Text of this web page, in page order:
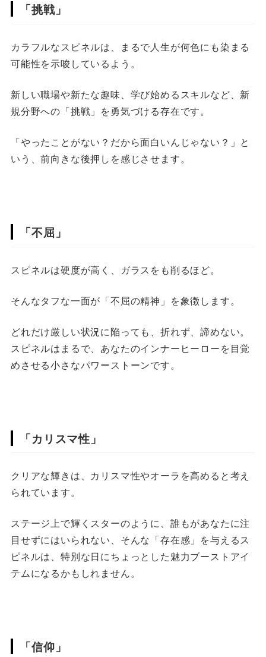
「挑戦」
カラフルなスピネルは、まるで人生が何色にも染まる
可能性を示唆しているよう。
新しい職場や新たな趣味、学び始めるスキルなど、新
規分野への「挑戦」を勇気づける存在です。
「やったことがない？だから面白いんじゃない？」と
いう、前向きな後押しを感じさせます。
「不屈」
スピネルは硬度が高く、ガラスをも削るほど。
そんなタフな一面が「不屈の精神」を象徴します。
どれだけ厳しい状況に陥っても、折れず、諦めない。
スピネルはまるで、あなたのインナーヒーローを目覚
めさせる小さなパワーストーンです。
「カリスマ性」
クリアな輝きは、カリスマ性やオーラを高めると考え
られています。
ステージ上で輝くスターのように、誰もがあなたに注
目せずにはいられない、そんな「存在感」を与えるス
ピネルは、特別な日にちょっとした魅力ブーストアイ
テムになるかもしれません。
「信仰」